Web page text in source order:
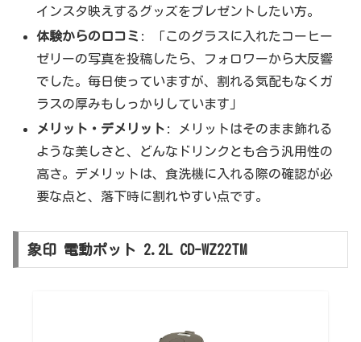
インスタ映えするグッズをプレゼントしたい方。
体験からの口コミ : 「このグラスに入れたコーヒー
ゼリーの写真を投稿したら、フォロワーから大反響
でした。毎日使っていますが、割れる気配もなくガ
ラスの厚みもしっかりしています」
メリット・デメリット : メリットはそのまま飾れる
ような美しさと、どんなドリンクとも合う汎用性の
高さ。デメリットは、食洗機に入れる際の確認が必
要な点と、落下時に割れやすい点です。
象印 電動ポット 2.2L CD-WZ22TM